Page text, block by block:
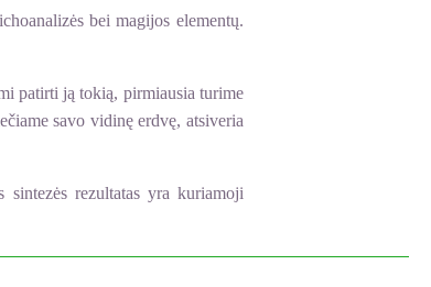
bei magijos elementų.
patirti ją tokią, pirmiausia turime
savo vidinę erdvę, atsiveria
rezultatas yra kuriamoji